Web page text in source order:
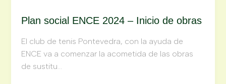
Plan social ENCE 2024 – Inicio de obras
El club de tenis Pontevedra, con la ayuda de
ENCE va a comenzar la acometida de las obras
de sustitu...